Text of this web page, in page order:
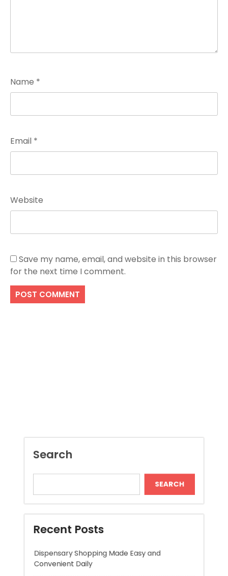
Name *
Email *
Website
Save my name, email, and website in this browser
for the next time I comment.
Recent Posts
Dispensary Shopping Made Easy and
Generate Ancient Inspired Rune Symbols
Instantly
Skywwward Provides Reliable Webflow
Website Development Services